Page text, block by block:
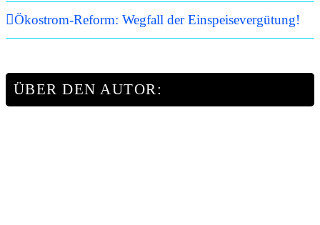
Ökostrom-Reform: Wegfall der Einspeisevergütung!
ÜBER DEN AUTOR: